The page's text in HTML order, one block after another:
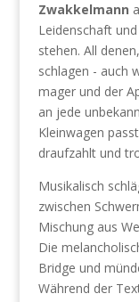
Zwakkelmann
Leidenschaft
stehen. All
schlagen - auch
mager und der
an jede
Kleinwagen
draufzahlt und
Musikalisch
zwischen
Mischung aus
Die
Bridge und
Während der